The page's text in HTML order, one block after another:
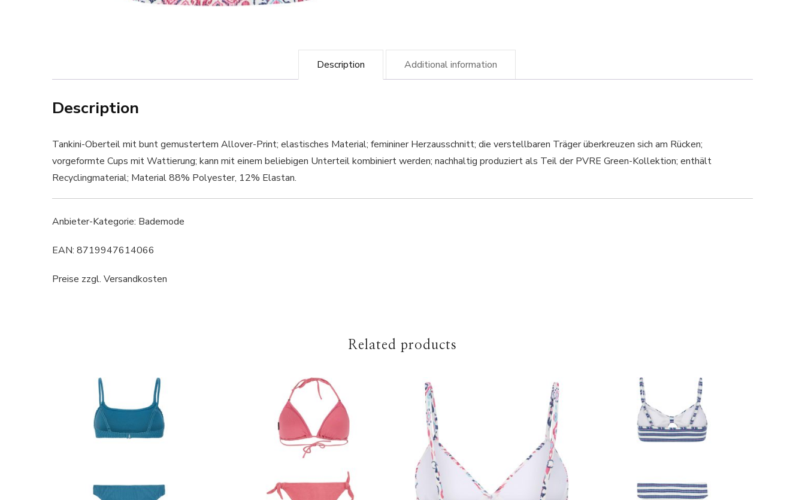
Description Additional information
Description
Tankini-Oberteil mit bunt gemustertem Allover-Print; elastisches Material; femininer Herzausschnitt; die verstellbaren Träger überkreuzen sich am Rücken;
vorgeformte Cups mit Wattierung; kann mit einem beliebigen Unterteil kombiniert werden; nachhaltig produziert als Teil der PVRE Green-Kollektion; enthält
Recyclingmaterial; Material 88% Polyester, 12% Elastan.
Anbieter-Kategorie: Bademode
EAN: 8719947614066
Preise zzgl. Versandkosten
Related products